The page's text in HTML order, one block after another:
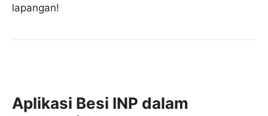
lapangan!
Aplikasi Besi INP dalam